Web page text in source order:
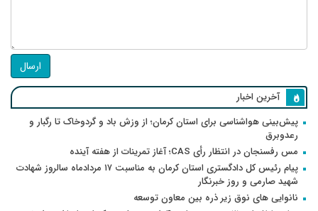
ارسال
آخرین اخبار
پیش‌بینی هواشناسی برای استان کرمان؛ از وزش باد و گردوخاک تا رگبار و
رعدوبرق
مس رفسنجان در انتظار رأی CAS؛ آغاز تمرینات از هفته آینده
پیام رئیس کل دادگستری استان کرمان به مناسبت ۱۷ مردادماه سالروز شهادت
شهید صارمی و روز خبرنگار
نانوایی های نوق زیر ذره بین معاون توسعه